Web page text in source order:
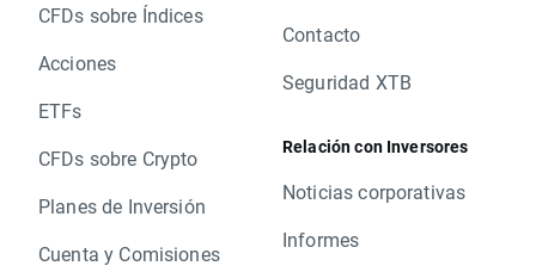
CFDs sobre Índices
Acciones
ETFs
CFDs sobre Crypto
Planes de Inversión
Cuenta y Comisiones
Contacto
Seguridad XTB
Relación con Inversores
Noticias corporativas
Informes